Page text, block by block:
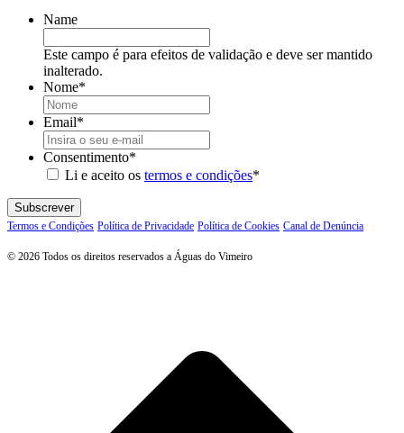
Name
Este campo é para efeitos de validação e deve ser mantido
inalterado.
Nome*
Email*
Consentimento*
Li e aceito os termos e condições*
Subscrever
Termos e Condições Política de Privacidade Política de Cookies Canal de Denúncia
© 2026 Todos os direitos reservados a Águas do Vimeiro